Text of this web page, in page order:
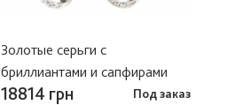
Золотые серьги с
бриллиантами и сапфирами
18814 грн Под заказ